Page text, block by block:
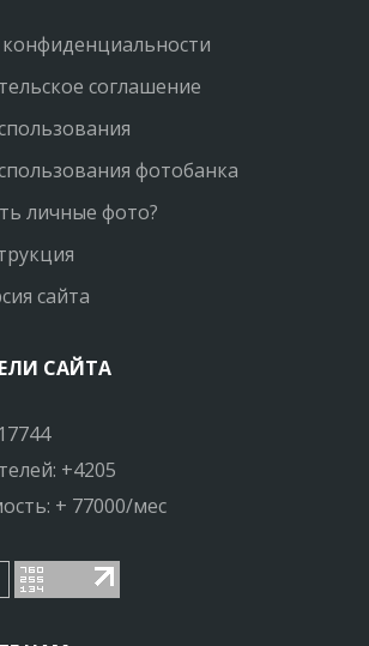
соглашение
фотобанка
личные фото?
сайта
САЙТА
+4205
+ 77000/мес